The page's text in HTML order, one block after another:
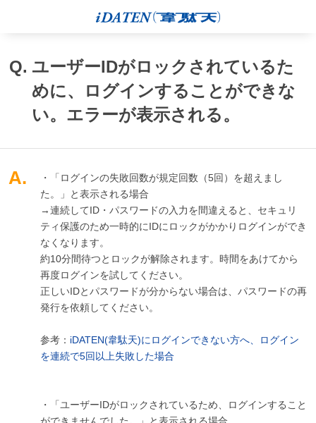
Q. ユーザーIDがロックされているた
めに、ログインすることができな
い。エラーが表示される。
A.
・「ログインの失敗回数が規定回数（5回）を超えまし
た。」と表示される場合
→連続してID・パスワードの入力を間違えると、セキュリ
ティ保護のため一時的にIDにロックがかかりログインができ
なくなります。
約10分間待つとロックが解除されます。時間をあけてから
再度ログインを試してください。
正しいIDとパスワードが分からない場合は、パスワードの再
発行を依頼してください。
参考： iDATEN(韋駄天)にログインできない方へ、ログイン
を連続で5回以上失敗した場合
・「ユーザーIDがロックされているため、ログインすること